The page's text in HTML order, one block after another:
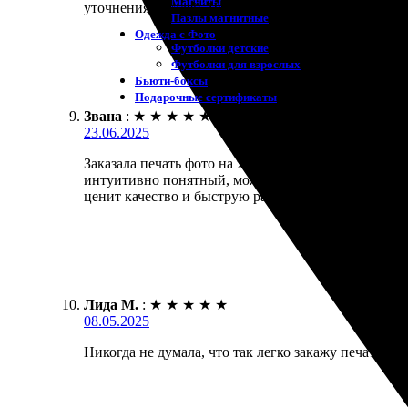
Пазлы магнитные
Одежда с Фото
Футболки детские
Футболки для взрослых
Бьюти-боксы
Подарочные сертификаты
уточнения деталей. Через несколько дней
Звана : ★ ★ ★ ★ ★
23.06.2025
Заказала печать фото на холсте – всё пришло в
интуитивно понятный, можно легко оформить
ценит качество и быструю работу.
Лида М. : ★ ★ ★ ★ ★
08.05.2025
Никогда не думала, что так легко закажу печать